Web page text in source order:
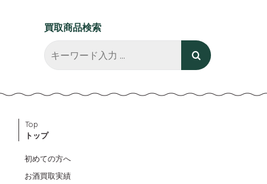
買取商品検索
Top
トップ
初めての方へ
お酒買取実績